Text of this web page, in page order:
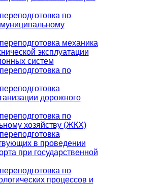
по
механика
эксплуатации
систем
по
дорожного
по
хозяйству (ЖКХ)
в проведении
при государственной
по
процессов и